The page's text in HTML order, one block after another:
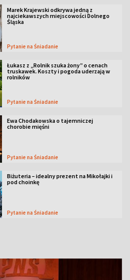
Marek Krajewski odkrywa jedną z
najciekawszych miejscowości Dolnego
Śląska
Pytanie na Śniadanie
Łukasz z „Rolnik szuka żony” o cenach
truskawek. Koszty i pogoda uderzają w
rolników
Pytanie na Śniadanie
Ewa Chodakowska o tajemniczej
chorobie mięśni
Pytanie na Śniadanie
Biżuteria – idealny prezent na Mikołajki i
pod choinkę
Pytanie na Śniadanie